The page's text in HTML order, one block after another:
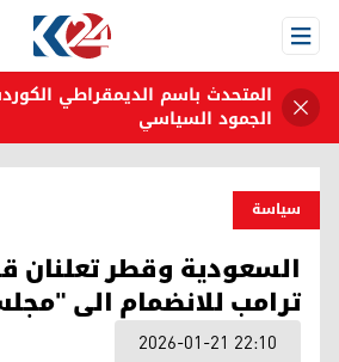
Open Menu
المتحدث باسم الديمقراطي
الجمود السياسي
سیاسة
السعودية وقطر تعلنان
ترامب للانضمام الى
2026-01-21 22:10